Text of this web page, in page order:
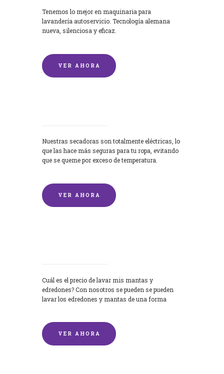
Tenemos lo mejor en maquinaria para
lavandería autoservicio. Tecnología alemana
nueva, silenciosa y eficaz.
VER AHORA
Nuestras secadoras son totalmente eléctricas, lo
que las hace más seguras para tu ropa, evitando
que se queme por exceso de temperatura.
VER AHORA
Cuál es el precio de lavar mis mantas y
edredones? Con nosotros se pueden se pueden
lavar los edredones y mantas de una forma
VER AHORA